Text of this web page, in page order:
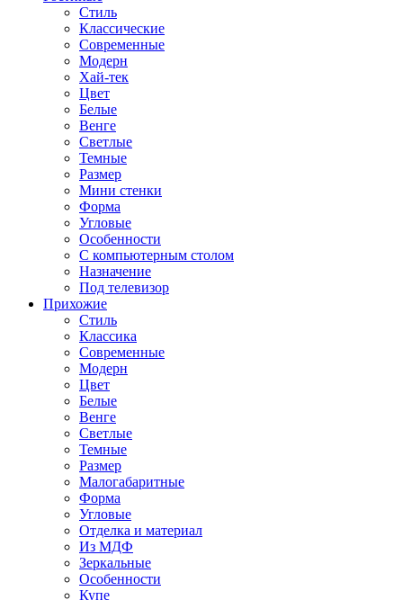
Стиль
Классические
Современные
Модерн
Хай-тек
Цвет
Белые
Венге
Светлые
Темные
Размер
Мини стенки
Форма
Угловые
Особенности
С компьютерным столом
Назначение
Под телевизор
Прихожие
Стиль
Классика
Современные
Модерн
Цвет
Белые
Венге
Светлые
Темные
Размер
Малогабаритные
Форма
Угловые
Отделка и материал
Из МДФ
Зеркальные
Особенности
Купе